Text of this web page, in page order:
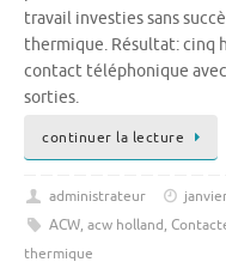
travail investies sans
thermique. Résultat: cinq
contact téléphonique
sorties.
continuer la lecture
administrateur
ACW, acw holland,
thermique